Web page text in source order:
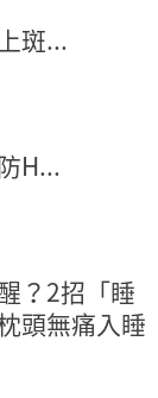
斑...
H...
？2招「睡
頭無痛入睡